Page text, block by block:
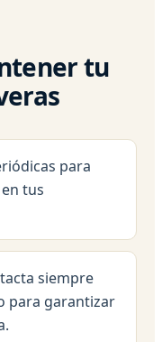
tu
para
tus
siempre
para garantizar